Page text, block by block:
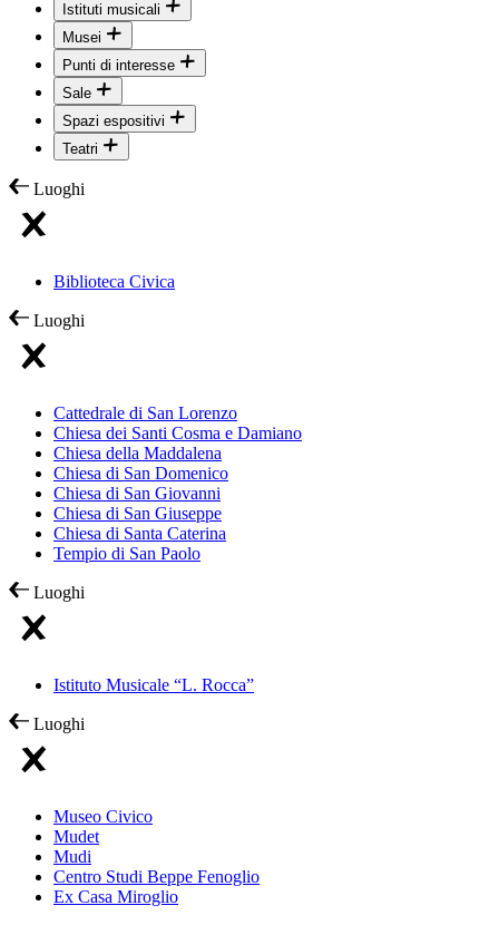
Istituti musicali
Musei
Punti di interesse
Sale
Spazi espositivi
Teatri
Luoghi
Biblioteca Civica
Luoghi
Cattedrale di San Lorenzo
Chiesa dei Santi Cosma e Damiano
Chiesa della Maddalena
Chiesa di San Domenico
Chiesa di San Giovanni
Chiesa di San Giuseppe
Chiesa di Santa Caterina
Tempio di San Paolo
Luoghi
Istituto Musicale “L. Rocca”
Luoghi
Museo Civico
Mudet
Mudi
Centro Studi Beppe Fenoglio
Ex Casa Miroglio